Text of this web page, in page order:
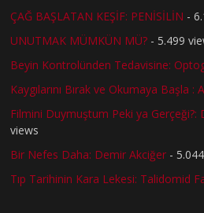
ÇAĞ BAŞLATAN KEŞİF: PENİSİLİN -
UNUTMAK MÜMKÜN MÜ? - 5.499
Beyin Kontrolünden Tedavisine:
Kaygılarını Bırak ve Okumaya Başla :
Filmini Duymuştum Peki ya Gerçeği?:
views
Bir Nefes Daha: Demir Akciğer -
Tıp Tarihinin Kara Lekesi: Talidomid